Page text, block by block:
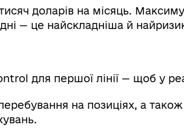
доларів на місяць.
— це найскладніша й
для першої лінії — щоб у
на позиціях, а